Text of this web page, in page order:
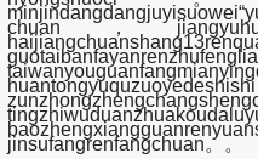
chuan，
jinsufangrenfangchuan。。